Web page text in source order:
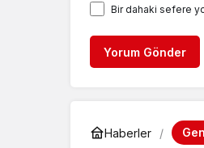
Bir dahaki sefere
Yorum Gönder
Haberler